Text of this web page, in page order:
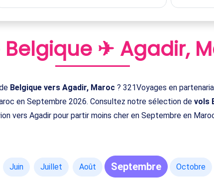
Belgique ✈ Agadir,
Belgique vers Agadir, Maroc? 321Voyages en
en Septembre 2026. Consultez notre sélection de vols
vers Agadir pour partir moins cher en Septembre en
Juin Juillet Août Septembre Octobre